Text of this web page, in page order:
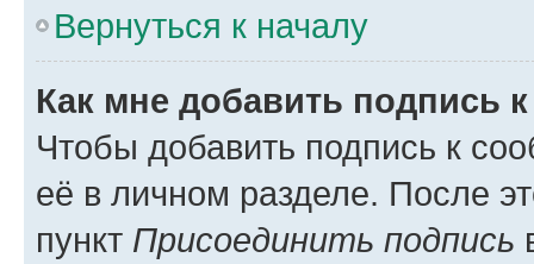
Вернуться к началу
Как мне добавить подпись
Чтобы добавить подпись к
её в личном разделе. После
пункт Присоединить подпись